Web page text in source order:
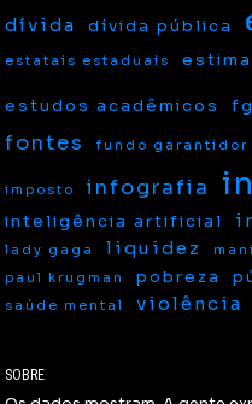
dívida dívida pública
estatais estaduais
estudos acadêmicos
fontes fundo garantidor
imposto infografia
inteligência artificial
lady gaga liquidez
paul krugman pobreza
saúde mental
violência
SOBRE